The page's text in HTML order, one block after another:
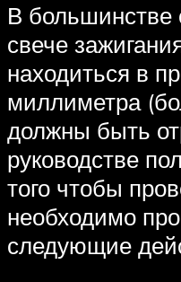
В большинстве
свече
находиться в
миллиметра
должны быть
руководстве
того чтобы
необходимо
следующие